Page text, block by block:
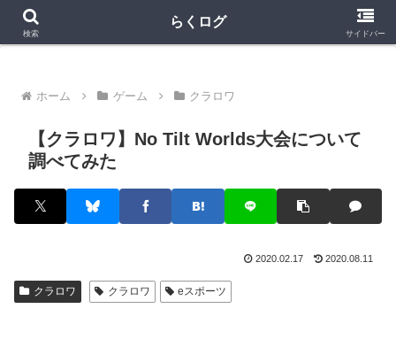
クラロワ クラロワリーグ プロスピA
ホーム ゲーム クラロワ
【クラロワ】No Tilt Worlds大会について
調べてみた
2020.02.17 2020.08.11
クラロワ クラロワ eスポーツ
検索
らくログ
サイドバー